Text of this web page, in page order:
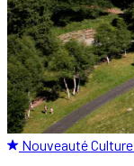
NouveautéCulture